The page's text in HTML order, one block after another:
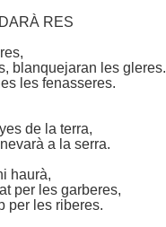
RES
blanquejaran les gleres.
les fenasseres.
de la terra,
a la serra.
haurà,
per les garberes,
per les riberes.